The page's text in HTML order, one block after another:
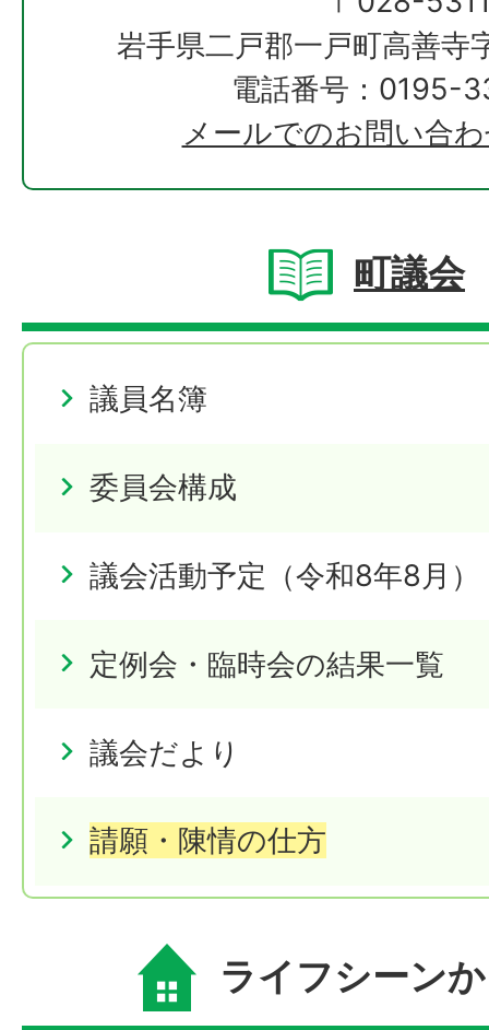
岩手県二戸郡一戸町高善寺
電話番号：0195-
メールでのお問い合
町議会
議員名簿
委員会構成
議会活動予定（令和8年8月）
定例会・臨時会の結果一覧
議会だより
請願・陳情の仕方
ライフシーン